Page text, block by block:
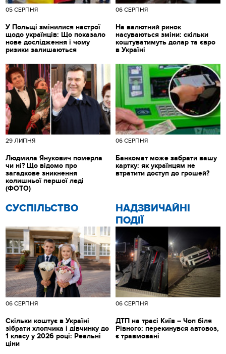
05 СЕРПНЯ
У Польщі змінилися настрої
щодо українців: Що показало
нове дослідження і чому
ризики залишаються
06 СЕРПНЯ
На валютний ринок
насуваються зміни: скільки
коштуватимуть долар та євро
в Україні
CУСПІЛЬСТВО
06 СЕРПНЯ
Скільки коштує в Україні
зібрати хлопчика і дівчинку до
1 класу у 2026 році: Реальні
ціни
НАДЗВИЧАЙНІ
ПОДІЇ
06 СЕРПНЯ
ДТП на трасі Київ – Чоп біля
Рівного: перекинувся автовоз,
є травмовані
29 ЛИПНЯ
Людмила Янукович померла
чи ні? Що відомо про
загадкове зникнення
колишньої першої леді
(ФОТО)
06 СЕРПНЯ
Банкомат може забрати вашу
картку: як українцям не
втратити доступ до грошей?